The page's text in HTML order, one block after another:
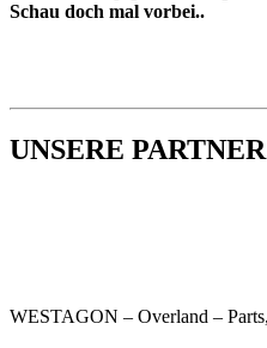
Schau doch mal vorbei..
UNSERE PARTNER
WESTAGON – Overland –